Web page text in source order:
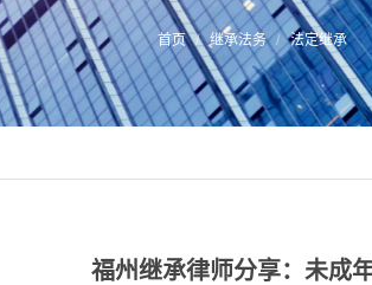
首页 继承法务 法定继承
福州继承律师分享：未成